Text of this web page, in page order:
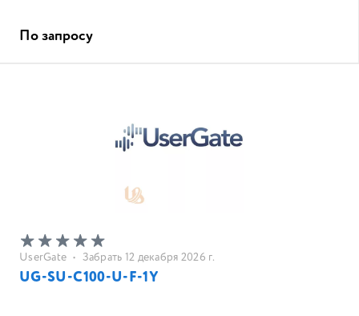
По запросу
UserGate • Забрать 12 декабря 2026 г.
UG-SU-C100-U-F-1Y